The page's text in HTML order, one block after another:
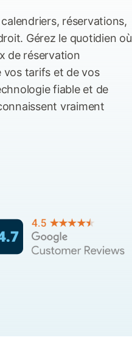
réservations,
Gérez le quotidien où
de réservation
vos tarifs et de vos
fiable et de
vraiment